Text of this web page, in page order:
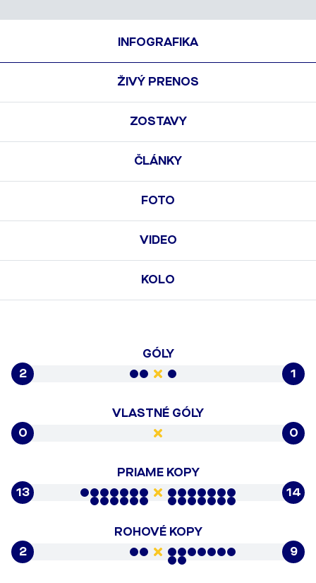
INFOGRAFIKA
ŽIVÝ PRENOS
ZOSTAVY
ČLÁNKY
FOTO
VIDEO
KOLO
GÓLY
2
1
VLASTNÉ GÓLY
0
0
PRIAME KOPY
13
14
ROHOVÉ KOPY
2
9